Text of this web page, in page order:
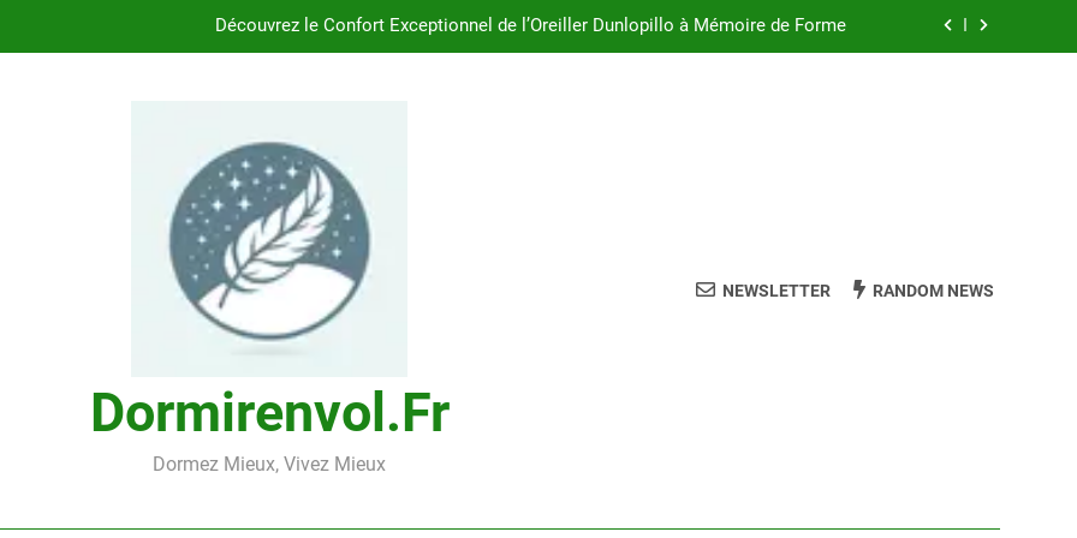
Découvrez le Confort Exceptionnel de l’Oreiller Dunlopillo à Mémoire de Forme
Choisir le Confort Naturel : Trouvez l’Oreiller en Coton Parfait pour Vous
Découvrez le Confort Exceptionnel de l’Oreiller Dunlopillo à Mémoire de Forme
Trouvez le Confort Naturel avec l’Oreiller à Épeautre pour des Nuits Paisibles
Dormirenvol.fr
Dormez Mieux, Vivez Mieux
NEWSLETTER RANDOM NEWS